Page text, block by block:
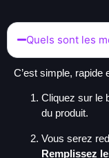
Quels sont les
C’est simple, rapide
Cliquez sur le
du produit.
Vous serez
Remplissez